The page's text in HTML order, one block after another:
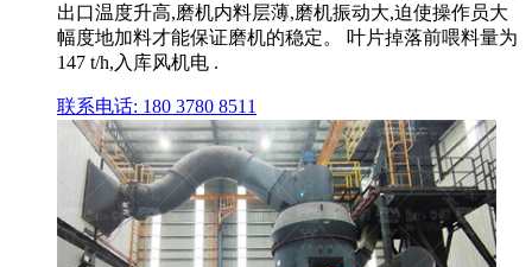
出口温度升高,磨机内料层薄,磨机振动大,迫使操作员大
幅度地加料才能保证磨机的稳定。 叶片掉落前喂料量为
147 t/h,入库风机电 .
联系电话: 180 3780 8511